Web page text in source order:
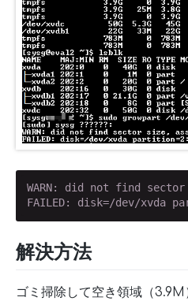
WARN: did not find
FAILED: disk=/dev/
解決方法
ゴミ掃除して空き領域（